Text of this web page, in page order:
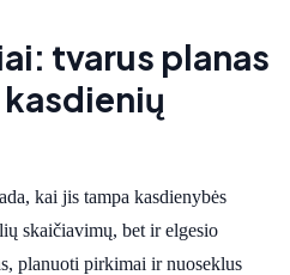
tvarus planas
kai jis tampa kasdienybės
skaičiavimų, bet ir elgesio
planuoti pirkimai ir nuoseklus